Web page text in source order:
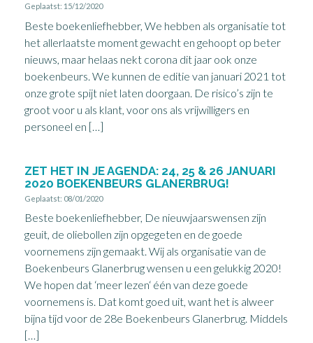
Geplaatst: 15/12/2020
Beste boekenliefhebber, We hebben als organisatie tot
het allerlaatste moment gewacht en gehoopt op beter
nieuws, maar helaas nekt corona dit jaar ook onze
boekenbeurs. We kunnen de editie van januari 2021 tot
onze grote spijt niet laten doorgaan. De risico’s zijn te
groot voor u als klant, voor ons als vrijwilligers en
personeel en […]
ZET HET IN JE AGENDA: 24, 25 & 26 JANUARI
2020 BOEKENBEURS GLANERBRUG!
Geplaatst: 08/01/2020
Beste boekenliefhebber, De nieuwjaarswensen zijn
geuit, de oliebollen zijn opgegeten en de goede
voornemens zijn gemaakt. Wij als organisatie van de
Boekenbeurs Glanerbrug wensen u een gelukkig 2020!
We hopen dat ‘meer lezen‘ één van deze goede
voornemens is. Dat komt goed uit, want het is alweer
bijna tijd voor de 28e Boekenbeurs Glanerbrug. Middels
[…]